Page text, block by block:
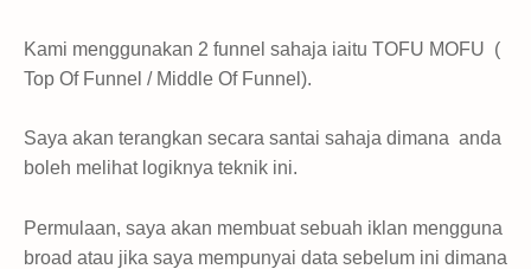
Kami menggunakan 2 funnel sahaja iaitu TOFU MOFU (
Top Of Funnel / Middle Of Funnel).
Saya akan terangkan secara santai sahaja dimana anda
boleh melihat logiknya teknik ini.
Permulaan, saya akan membuat sebuah iklan mengguna
broad atau jika saya mempunyai data sebelum ini dimana